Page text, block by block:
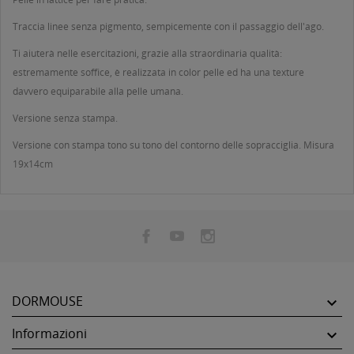
Traccia linee senza pigmento, sempicemente con il passaggio dell'ago.
Ti aiuterà nelle esercitazioni, grazie alla straordinaria qualità:
estremamente soffice, è realizzata in color pelle ed ha una texture
davvero equiparabile alla pelle umana.
Versione senza stampa.
Versione con stampa tono su tono del contorno delle sopracciglia. Misura
19x14cm
DORMOUSE 
Informazioni 